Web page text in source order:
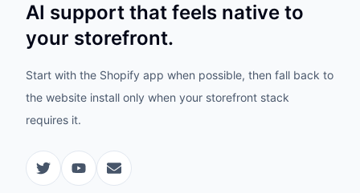
AI support that feels native to
your storefront.
Start with the Shopify app when possible, then fall back to
the website install only when your storefront stack
requires it.